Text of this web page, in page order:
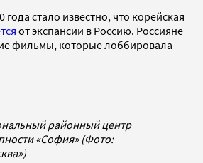
стало известно, что корейская
от экспансии в Россию. Россияне
фильмы, которые лоббировала
районный центр
«София» (Фото: